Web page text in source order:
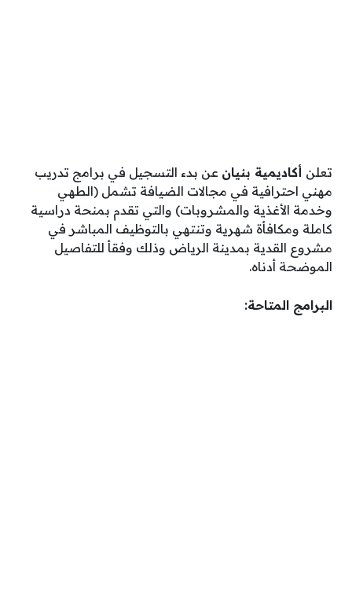
تعلن أكاديمية بنيان عن بدء التسجيل في برامج تدريب
مهني احترافية في مجالات الضيافة تشمل (الطهي
وخدمة الأغذية والمشروبات) والتي تقدم بمنحة دراسية
كاملة ومكافأة شهرية وتنتهي بالتوظيف المباشر في
مشروع القدية بمدينة الرياض وذلك وفقأ للتفاصيل
الموضحة أدناه.
البرامج المتاحة: